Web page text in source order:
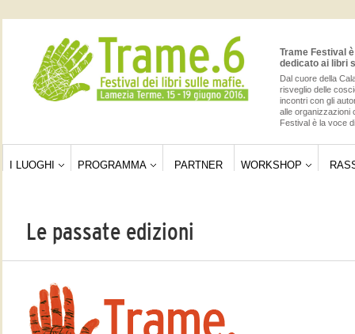
Trame Festival
dedicato ai libri
Dal cuore della
risveglio delle
incontri con gli
alle organizzazioni
Festival è la voce
I LUOGHI PROGRAMMA PARTNER WORKSHOP
Le passate edizioni